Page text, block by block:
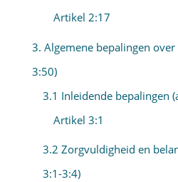
Artikel 2:17
3. Algemene bepalingen
3:50)
3.1 Inleidende bepalingen
Artikel 3:1
3.2 Zorgvuldigheid en
3:1-3:4)